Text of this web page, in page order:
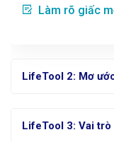
Làm rõ giấc
LifeTool 2: Mơ
LifeTool 3: Vai